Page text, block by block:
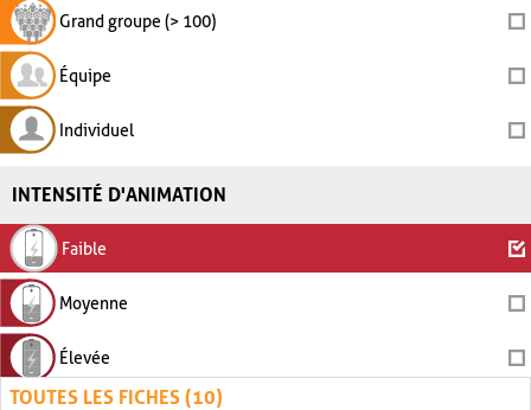
Grand groupe (> 100)
Équipe
Individuel
INTENSITÉ D'ANIMATION
Faible
Moyenne
Élevée
TOUTES LES FICHES (10)